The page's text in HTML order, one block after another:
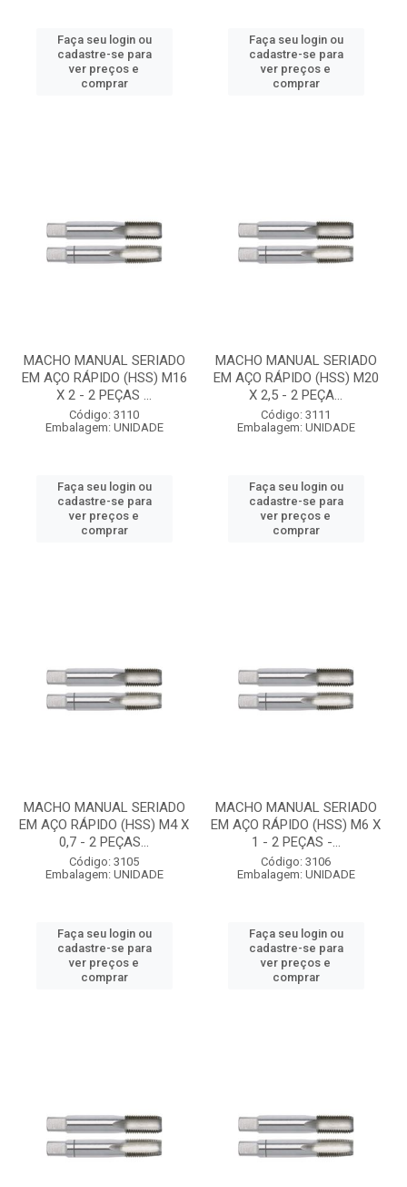
Faça seu login ou
cadastre-se para
ver preços e
comprar
Faça seu login ou
cadastre-se para
ver preços e
comprar
MACHO MANUAL SERIADO
EM AÇO RÁPIDO (HSS) M16
X 2 - 2 PEÇAS ...
Código: 3110
Embalagem: UNIDADE
Faça seu login ou
cadastre-se para
ver preços e
comprar
MACHO MANUAL SERIADO
EM AÇO RÁPIDO (HSS) M20
X 2,5 - 2 PEÇA...
Código: 3111
Embalagem: UNIDADE
Faça seu login ou
cadastre-se para
ver preços e
comprar
MACHO MANUAL SERIADO
EM AÇO RÁPIDO (HSS) M4 X
0,7 - 2 PEÇAS...
Código: 3105
Embalagem: UNIDADE
Faça seu login ou
cadastre-se para
ver preços e
comprar
MACHO MANUAL SERIADO
EM AÇO RÁPIDO (HSS) M6 X
1 - 2 PEÇAS -...
Código: 3106
Embalagem: UNIDADE
Faça seu login ou
cadastre-se para
ver preços e
comprar